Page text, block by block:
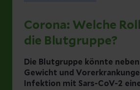
Corona: Welche
die Blutgruppe?
Die Blutgruppe könnte
Gewicht und
Infektion mit Sars-CoV-2